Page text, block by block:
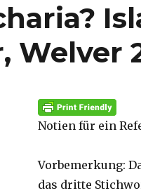
Welver
Notien für ein
Vorbemerkung:
das dritte